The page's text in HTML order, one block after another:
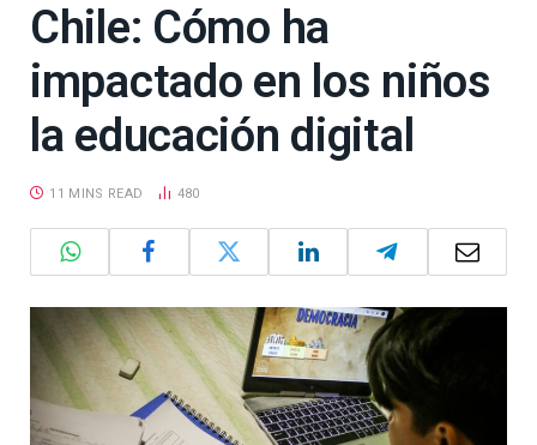
Chile: Cómo ha
impactado en los niños
la educación digital
11 MINS READ 480